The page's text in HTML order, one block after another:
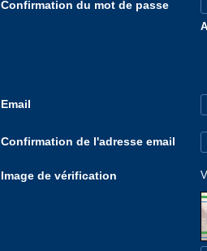
Confirmation du mot de passe
Email
Confirmation de l'adresse email
Image de vérification